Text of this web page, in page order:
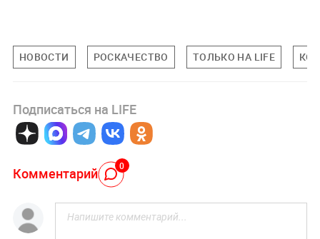
НОВОСТИ РОСКАЧЕСТВО ТОЛЬКО НА LIFE
Подписаться на LIFE
Комментарий 0